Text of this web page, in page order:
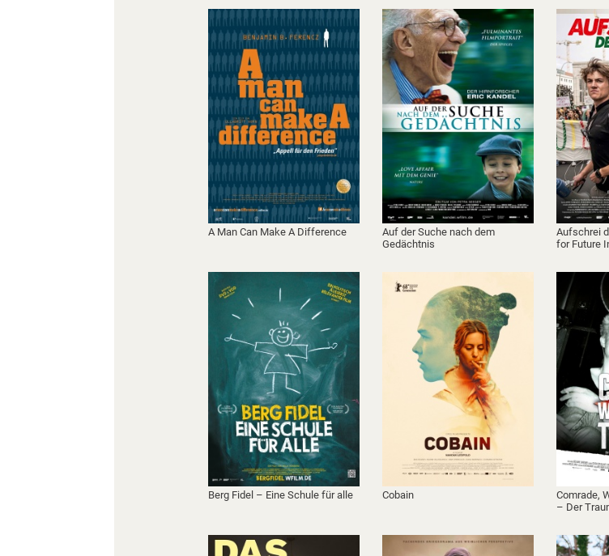
A Man Can Make A Difference
Auf der Suche nach dem
Gedächtnis
Aufschrei
for Future
Berg Fidel – Eine Schule für alle Cobain
Comrade,
– Der